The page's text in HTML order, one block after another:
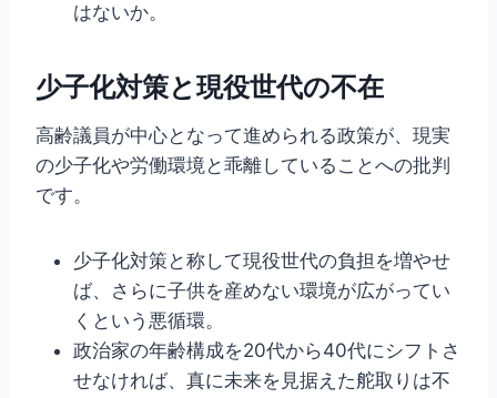
はないか。
少子化対策と現役世代の不在
高齢議員が中心となって進められる政策が、現実
の少子化や労働環境と乖離していることへの批判
です。
少子化対策と称して現役世代の負担を増やせ
ば、さらに子供を産めない環境が広がってい
くという悪循環。
政治家の年齢構成を20代から40代にシフトさ
せなければ、真に未来を見据えた舵取りは不